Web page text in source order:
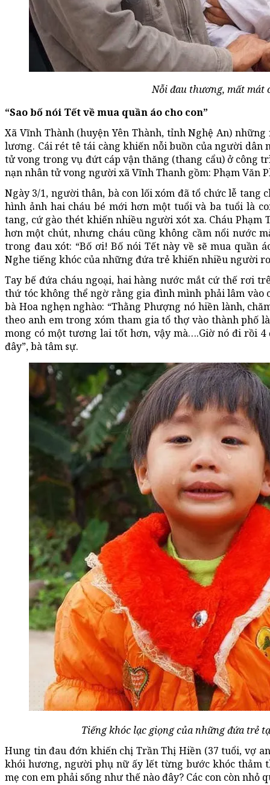
Nỗi đau thương, mất mát
“Sao bố nói Tết về mua quần áo cho con”
Xã Vĩnh Thành (huyện Yên Thành, tỉnh Nghệ An)
lương. Cái rét tê tái càng khiến nỗi buồn của người dân
tử vong trong vụ đứt cáp vận thăng (thang cẩu) ở công
nạn nhân tử vong người xã Vĩnh Thanh gồm: Phạm Văn
Ngày 3/1, người thân, bà con lối xóm đã tổ chức lễ tang
hình ảnh hai cháu bé mới hơn một tuổi và ba tuổi là
tang, cứ gào thét khiến nhiều người xót xa. Cháu
hơn một chút, nhưng cháu cũng không cầm nổi nước
trong đau xót: “Bố ơi! Bố nói Tết này về sẽ mua quần
Nghe tiếng khóc của những đứa trẻ khiến nhiều người
Tay bế đứa cháu ngoại, hai hàng nước mắt cứ thế rơi
thứ tóc không thể ngờ rằng gia đình mình phải lâm vào
bà Hoa nghẹn nghào: “Thằng Phượng nó hiền lành,
theo anh em trong xóm tham gia tổ thợ vào thành phố
mong có một tương lai tốt hơn, vậy mà….Giờ nó đi rồi 4
đây”, bà tâm sự.
Tiếng khóc lạc giọng của những đứa trẻ
Hung tin đau đớn khiến chị Trần Thị Hiền (37 tuổi, vợ
khói hương, người phụ nữ ấy lết từng bước khóc thảm
mẹ con em phải sống như thế nào đây? Các con còn nhỏ